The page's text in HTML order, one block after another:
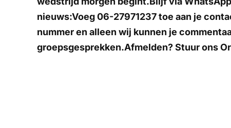
nieuws:Voeg06-27971237toe aan je
nummer en alleen wij kunnen je
groepsgesprekken.Afmelden? Stuur ons